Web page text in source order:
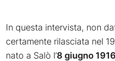
In questa intervista, non
certamente rilasciata nel
nato a Salò l’8 giugno 1916